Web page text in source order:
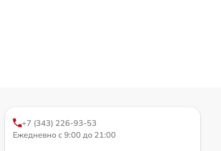
+7 (343) 226-93-53
Ежедневно с 9:00 до 21:00